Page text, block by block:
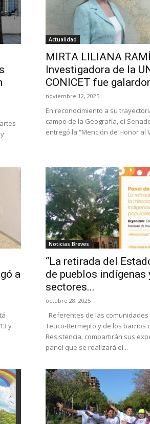
Actualidad
MIRTA LILIANA
Investigadora de la
CONICET fue
noviembre 12, 2025
En reconocimiento a su
campo de la Geografía, el
entregó la “Mención de Honor al
a
y
Noticias Breves
“La retirada del
de pueblos indígenas
sectores...
octubre 28, 2025
Referentes de las
Teuco-Bermejito y de los barrios
Resistencia, compartirán sus
panel que se realizará el...